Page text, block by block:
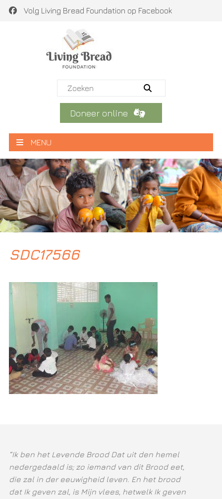
Volg Living Bread Foundation op Facebook
Doneer online
MENU
SDC17566
“Ik ben het Levende Brood Dat uit den hemel
nedergedaald is; zo iemand van dit Brood eet,
die zal in der eeuwigheid leven. En het brood
dat Ik geven zal, is Mijn vlees, hetwelk Ik geven